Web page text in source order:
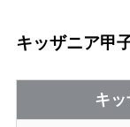
キッザニア甲
キ